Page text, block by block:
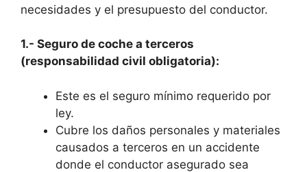
necesidades y el presupuesto del conductor.
1.- Seguro de coche a terceros
(responsabilidad civil obligatoria):
Este es el seguro mínimo requerido por
ley.
Cubre los daños personales y materiales
causados a terceros en un accidente
donde el conductor asegurado sea